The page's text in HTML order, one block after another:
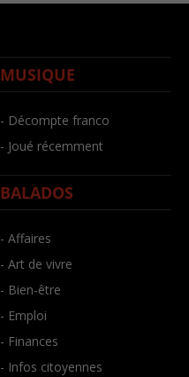
MUSIQUE
- Décompte franco
- Joué récemment
BALADOS
- Affaires
- Art de vivre
- Bien-être
- Emploi
- Finances
- Infos citoyennes